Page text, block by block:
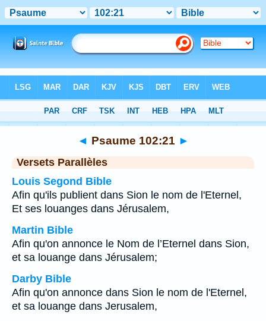
Chapitre 102 > Verset 21
◄ Psaume 102:21 ►
Versets Parallèles
Louis Segond Bible
Afin qu'ils publient dans Sion le nom de l'Eternel,
Et ses louanges dans Jérusalem,
Martin Bible
Afin qu'on annonce le Nom de l’Eternel dans Sion,
et sa louange dans Jérusalem;
Darby Bible
Afin qu'on annonce dans Sion le nom de l'Eternel,
et sa louange dans Jerusalem,